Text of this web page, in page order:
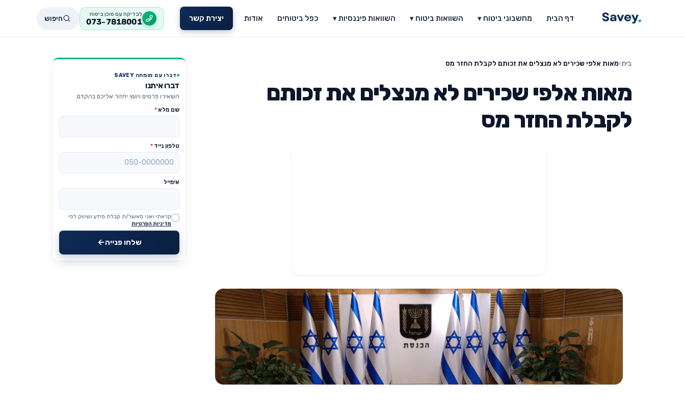
דף הבית מחשבוני ביטוח ▾ השוואות ביטוח ▾ השוואות פיננסיות ▾ כפל ביטוחים אודות יצירת קשר לבדיקה עם סוכן ביטוח
073-7818001 חיפוש
בית›מאות אלפי שכירים לא מנצלים את זכותם לקבלת החזר מס
מאות אלפי שכירים לא מנצלים את זכותם
לקבלת החזר מס
דברו עם מומחה SAVEY
דברו איתנו
השאירו פרטים ויועץ יחזור אליכם בהקדם.
שם מלא*
טלפון נייד *
אימייל
Website
קראתי ואני מאשר/ת קבלת מידע ושיווק לפי
מדיניות הפרטיות
שלחו פנייה